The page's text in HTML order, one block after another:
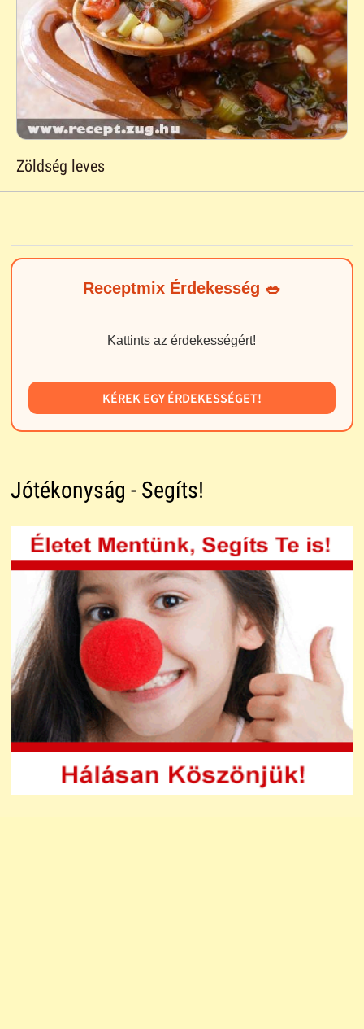
Zöldség leves
Receptmix Érdekesség 🥗
Kattints az érdekességért!
KÉREK EGY ÉRDEKESSÉGET!
Jótékonyság - Segíts!